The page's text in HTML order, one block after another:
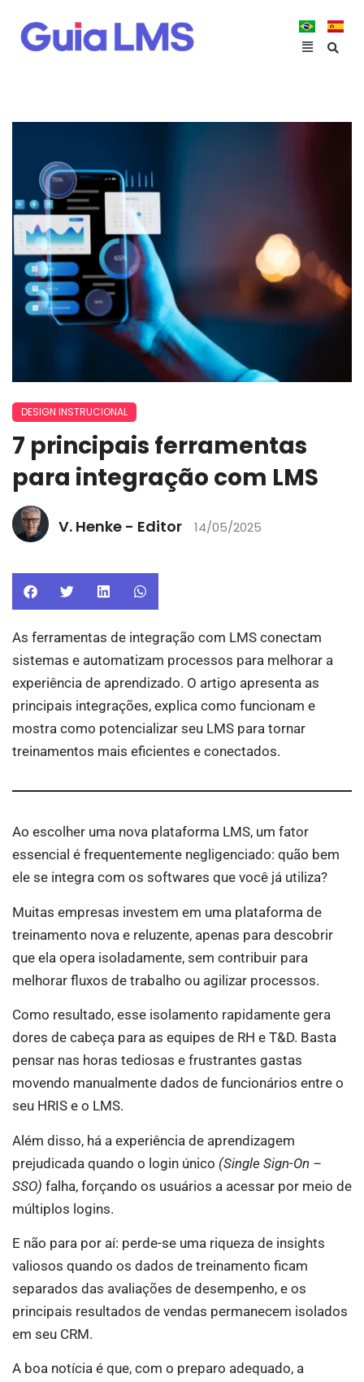
DESIGN INSTRUCIONAL
7 principais ferramentas
para integração com LMS
V. Henke - Editor 14/05/2025
As ferramentas de integração com LMS conectam
sistemas e automatizam processos para melhorar a
experiência de aprendizado. O artigo apresenta as
principais integrações, explica como funcionam e
mostra como potencializar seu LMS para tornar
treinamentos mais eficientes e conectados.
Ao escolher uma nova plataforma LMS, um fator
essencial é frequentemente negligenciado: quão bem
ele se integra com os softwares que você já utiliza?
Muitas empresas investem em uma plataforma de
treinamento nova e reluzente, apenas para descobrir
que ela opera isoladamente, sem contribuir para
melhorar fluxos de trabalho ou agilizar processos.
Como resultado, esse isolamento rapidamente gera
dores de cabeça para as equipes de RH e T&D. Basta
pensar nas horas tediosas e frustrantes gastas
movendo manualmente dados de funcionários entre o
seu HRIS e o LMS.
Além disso, há a experiência de aprendizagem
prejudicada quando o login único (Single Sign-On –
SSO) falha, forçando os usuários a acessar por meio de
múltiplos logins.
E não para por aí: perde-se uma riqueza de insights
valiosos quando os dados de treinamento ficam
separados das avaliações de desempenho, e os
principais resultados de vendas permanecem isolados
em seu CRM.
A boa notícia é que, com o preparo adequado, a